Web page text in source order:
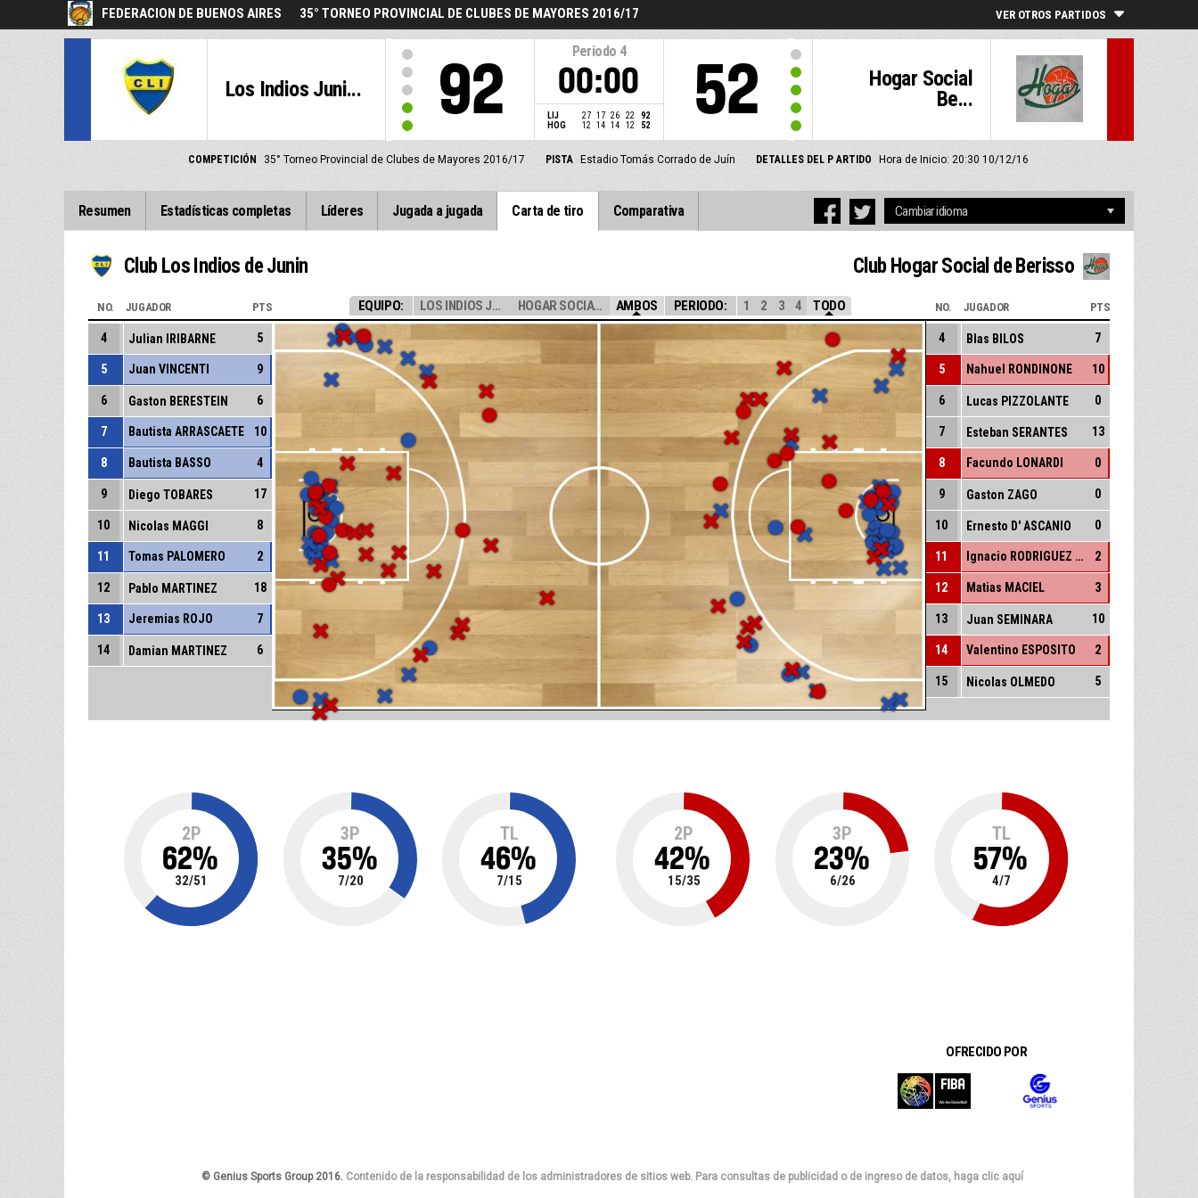
FEDERACION DE BUENOS AIRES 35° TORNEO PROVINCIAL DE CLUBES DE MAYORES 2016/17 VER OTROS PARTIDOS
Los Indios Juni... 92
Periodo 4
00:00
LIJ 27 17 26 22
92
HOG
12 14 14 12 52
Hogar Social
Be...
52
COMPETICIÓN 35° Torneo Provincial de Clubes de Mayores 2016/17 PISTA Estadio Tomás Corrado de Juín DETALLES DEL P ARTIDO Hora de Inicio: 20:30 10/12/16
Resumen Estadísticas completas Líderes Jugada a jugada Carta de tiro Comparativa
Club Los Indios de Junin Club Hogar Social de Berisso
EQUIPO: LOS INDIOS JUNI... HOGAR SOCIAL BE... AMBOS PERIODO: 1 2 3 4 TODO
NO. JUGADOR PTS
4 Julian IRIBARNE 5
5 Juan VINCENTI 9
6 Gaston BERESTEIN 6
7 Bautista ARRASCAETE 10
8 Bautista BASSO 4
9 Diego TOBARES 17
10 Nicolas MAGGI 8
11 Tomas PALOMERO 2
12 Pablo MARTINEZ 18
13 Jeremias ROJO 7
14 Damian MARTINEZ 6
NO. JUGADOR PTS
4 Blas BILOS 7
5 Nahuel RONDINONE 10
6 Lucas PIZZOLANTE 0
7 Esteban SERANTES 13
8 Facundo LONARDI 0
9 Gaston ZAGO 0
10 Ernesto D' ASCANIO 0
11 Ignacio RODRIGUEZ LAMBRE 2
12 Matias MACIEL 3
13 Juan SEMINARA 10
14 Valentino ESPOSITO 2
15 Nicolas OLMEDO 5
2P
62%
32/51
3P
35%
7/20
TL
46%
7/15
2P
42%
15/35
3P
23%
6/26
TL
57%
4/7
OFRECIDO POR
© Genius Sports Group 2016. Contenido de la responsabilidad de los administradores de sitios web. Para consultas de publicidad o de ingreso de datos, haga clic aquí